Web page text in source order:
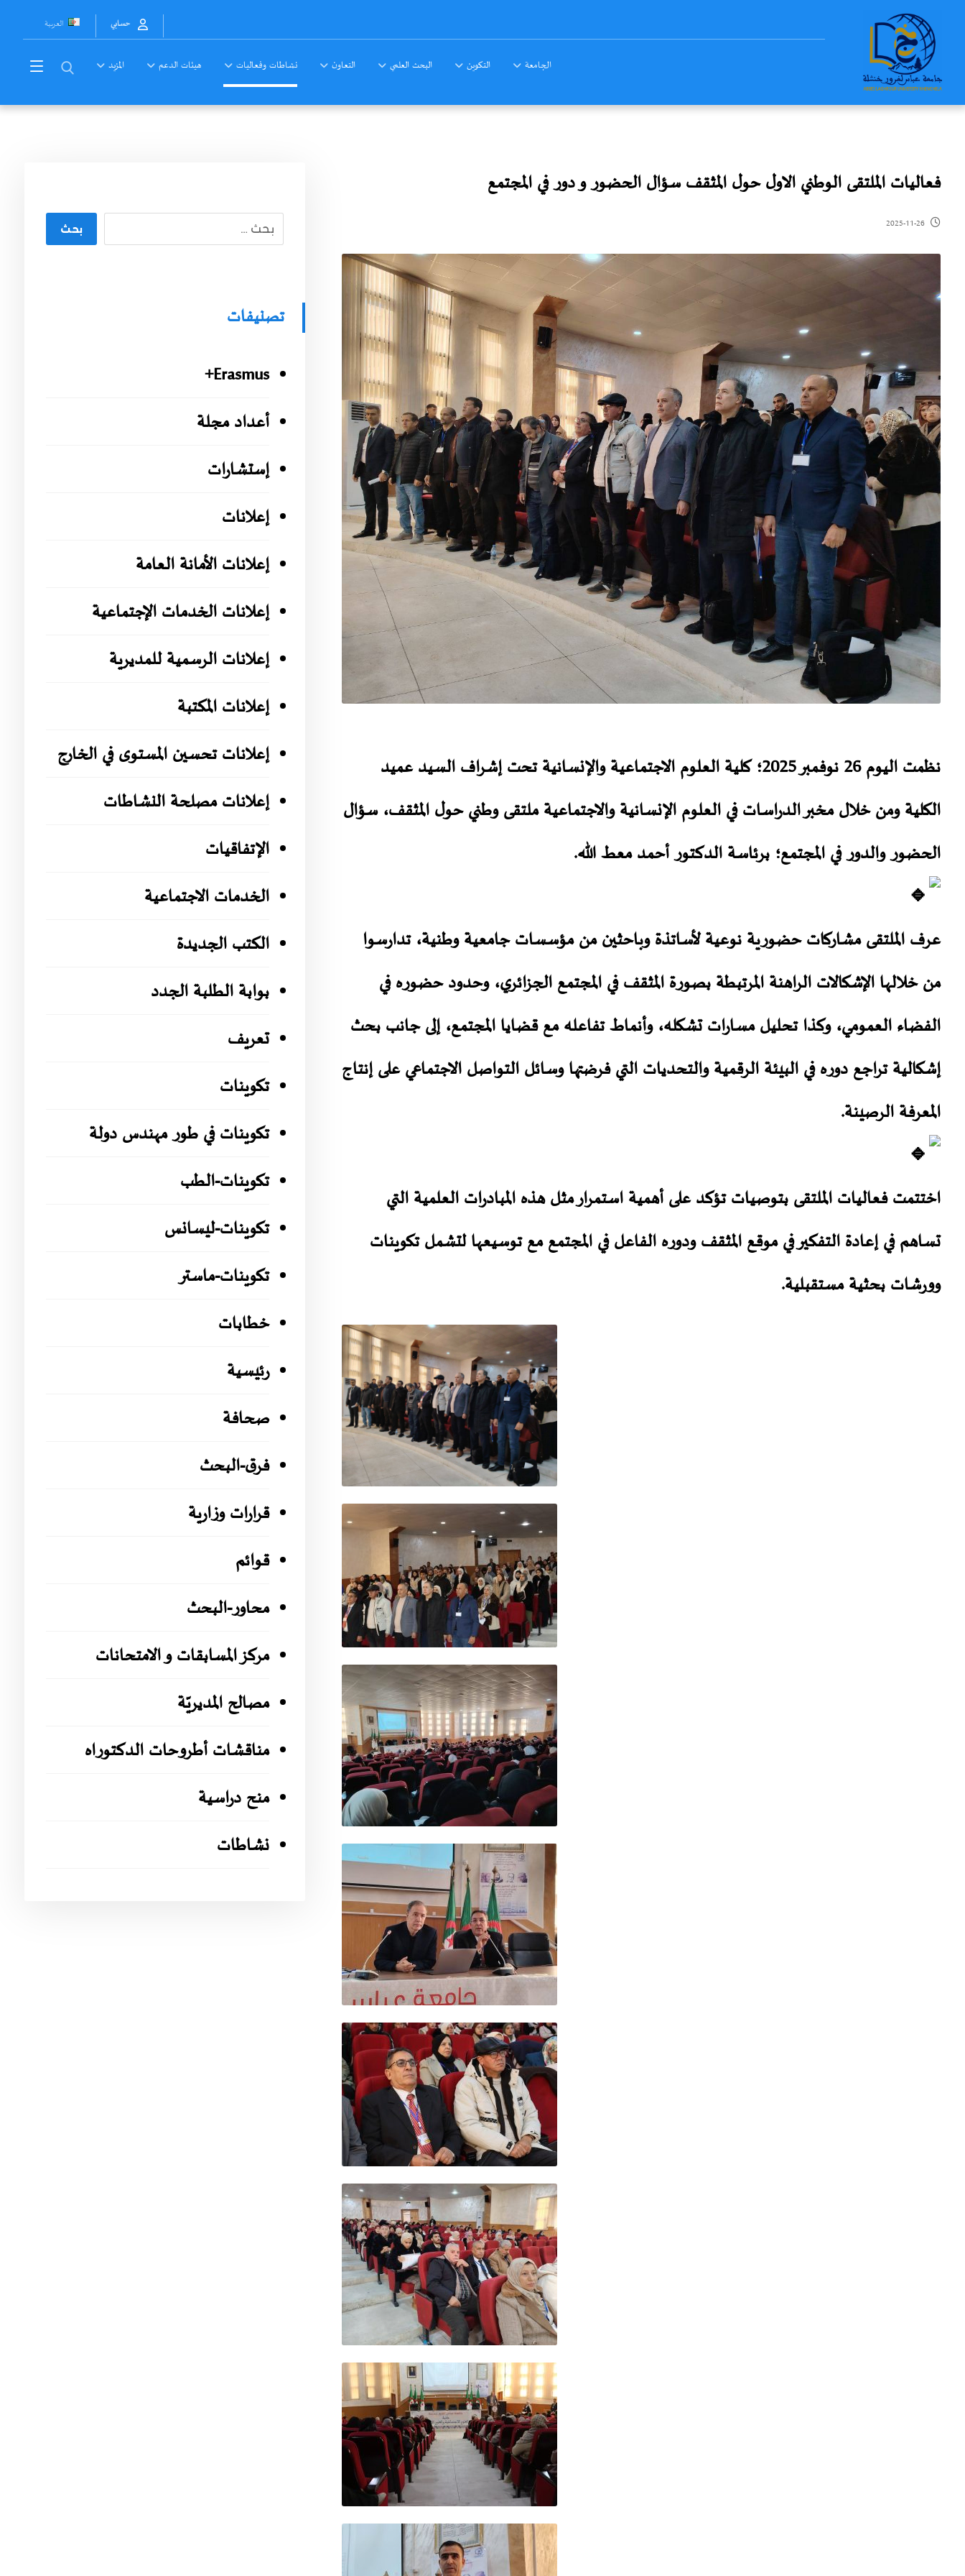
العربية حسابي
الجامعة التكوين البحث العلمي التعاون نشاطات وفعاليات هيئات الدعم المزيد
فعاليات الملتقى الوطني الاول حول المثقف سؤال الحضور و دور في المجتمع
2025-11-26
نظمت اليوم 26 نوفمبر 2025؛ كلية العلوم الاجتماعية والإنسانية تحت إشراف السيد عميد
الكلية ومن خلال مخبر الدراسات في العلوم الإنسانية والاجتماعية ملتقى وطني حول المثقف، سؤال
الحضور والدور في المجتمع؛ برئاسة الدكتور أحمد معط الله.
عرف الملتقى مشاركات حضورية نوعية لأساتذة وباحثين من مؤسسات جامعية وطنية، تدارسوا
من خلالها الإشكالات الراهنة المرتبطة بصورة المثقف في المجتمع الجزائري، وحدود حضوره في
الفضاء العمومي، وكذا تحليل مسارات تشكله، وأنماط تفاعله مع قضايا المجتمع، إلى جانب بحث
إشكالية تراجع دوره في البيئة الرقمية والتحديات التي فرضتها وسائل التواصل الاجتماعي على إنتاج
المعرفة الرصينة.
اختتمت فعاليات الملتقى بتوصيات تؤكد على أهمية استمرار مثل هذه المبادرات العلمية التي
تساهم في إعادة التفكير في موقع المثقف ودوره الفاعل في المجتمع مع توسيعها لتشمل تكوينات
وورشات بحثية مستقبلية.
بحث
تصنيفات
Erasmus+
أعداد مجلة
إستشارات
إعلانات
إعلانات الأمانة العامة
إعلانات الخدمات الإجتماعية
إعلانات الرسمية للمديرية
إعلانات المكتبة
إعلانات تحسين المستوى في الخارج
إعلانات مصلحة النشاطات
الإتفاقيات
الخدمات الاجتماعية
الكتب الجديدة
بوابة الطلبة الجدد
تعريف
تكوينات
تكوينات في طور مهندس دولة
تكوينات-الطب
تكوينات-ليسانس
تكوينات-ماستر
خطابات
رئيسية
صحافة
فرق-البحث
قرارات وزارية
قوائم
محاور-البحث
مركز المسابقات و الامتحانات
مصالح المديريّة
مناقشات أطروحات الدكتوراه
منح دراسية
نشاطات